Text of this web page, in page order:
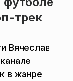
трек
Вячеслав
в жанре